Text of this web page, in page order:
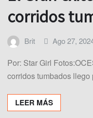
corridos
Brit Ago 27,
Por: Star Girl
corridos tumbados
LEER MÁS